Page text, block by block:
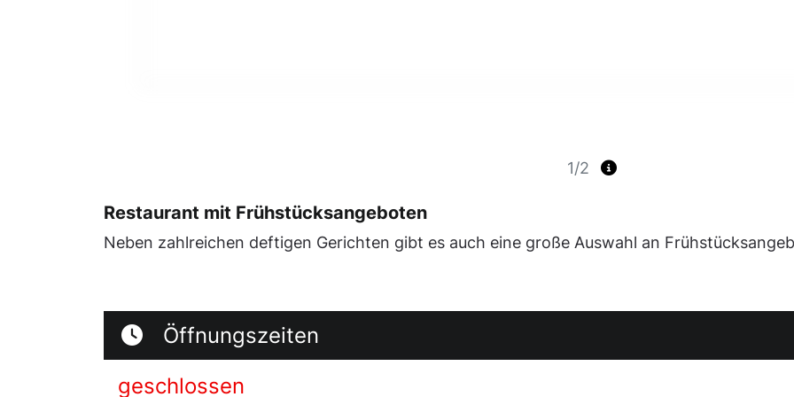
1/2
Restaurant mit Frühstücksangeboten
Neben zahlreichen deftigen Gerichten gibt es auch eine große Auswahl an
Öffnungszeiten
geschlossen